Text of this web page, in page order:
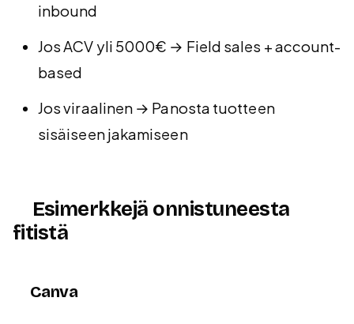
inbound
Jos ACV yli 5000€ → Field sales + account-
based
Jos viraalinen → Panosta tuotteen
sisäiseen jakamiseen
Esimerkkejä onnistuneesta
fitistä
Canva